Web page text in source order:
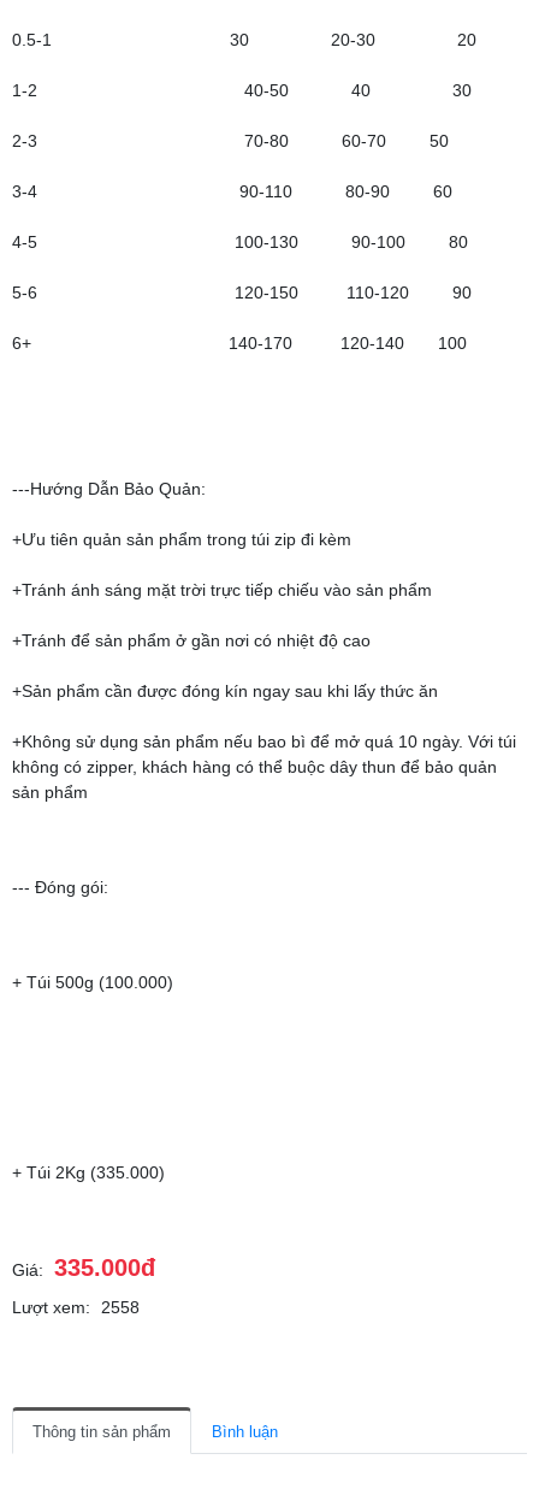
0.5-1 30 20-30 20
1-2 40-50 40 30
2-3 70-80 60-70 50
3-4 90-110 80-90 60
4-5 100-130 90-100 80
5-6 120-150 110-120 90
6+ 140-170 120-140 100
---Hướng Dẫn Bảo Quản:
+Ưu tiên quản sản phẩm trong túi zip đi kèm
+Tránh ánh sáng mặt trời trực tiếp chiếu vào sản phẩm
+Tránh để sản phẩm ở gần nơi có nhiệt độ cao
+Sản phẩm cần được đóng kín ngay sau khi lấy thức ăn
+Không sử dụng sản phẩm nếu bao bì để mở quá 10 ngày. Với túi
không có zipper, khách hàng có thể buộc dây thun để bảo quản
sản phẩm
--- Đóng gói:
+ Túi 500g (100.000)
+ Túi 2Kg (335.000)
Giá: 335.000đ
Lượt xem: 2558
Thông tin sản phẩm Bình luận